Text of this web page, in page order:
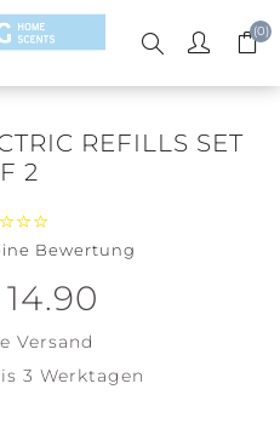
(0)
REFILLS SET
2
Bewertung
Versand
3 Werktagen